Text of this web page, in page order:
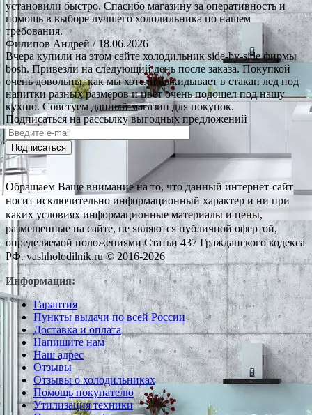
установили быстро. Спасибо магазину за оперативность и
помощь в выборе лучшего холодильника по нашем
требования.
Филипов Андрей/ 18.06.2026
Вчера купили на этом сайте холодильник side-by-side фирмы
bosh. Привезли на следующий день после заказа. Покупкой
очень довольны, как мы хотели выкидывает в стакан лед под
напитки разных размеров и цвет очень подошел под нашу
кухню. Советуем данный магазин для покупок.
Подписаться на рассылку выгодных предложений
Подписаться
Обращаем Ваше внимание на то, что данный интернет-сайт
носит исключительно информационный характер и ни при
каких условиях информационные материалы и цены,
размещенные на сайте, не являются публичной офертой,
определяемой положениями Статьи 437 Гражданского кодекса
РФ. vashholodilnik.ru © 2016-2026
Информация:
Гарантия
Пункты выдачи по всей России
Доставка и оплата
Напишите нам
Наш адрес
Отзывы
Отзывы о холодильниках
Помощь покупателю
Утилизация техники